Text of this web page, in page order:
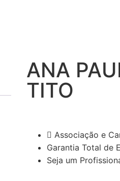
ANA
TITO
Associação e
Garantia Total de
Seja um